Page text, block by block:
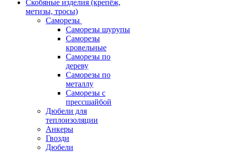
Скобяные изделия (крепёж,
метизы, тросы)
Саморезы
Саморезы шурупы
Саморезы
кровельные
Саморезы по
дереву
Саморезы по
металлу
Саморезы с
прессшайбой
Дюбели для
теплоизоляции
Анкеры
Гвозди
Дюбели